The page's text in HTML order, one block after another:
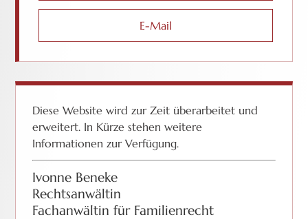
E-Mail
Diese Website wird zur Zeit überarbeitet und
erweitert. In Kürze stehen weitere
Informationen zur Verfügung.
Ivonne Beneke
Rechtsanwältin
Fachanwältin für Familienrecht